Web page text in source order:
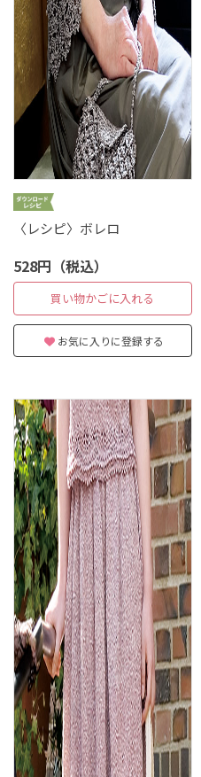
〈レシピ〉ボレロ
528円（税込）
買い物かごに入れる
お気に入りに登録する